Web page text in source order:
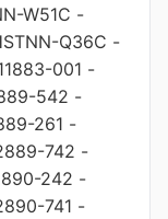
W51C -
Q36C -
001 -
542 -
261 -
742 -
242 -
741 -